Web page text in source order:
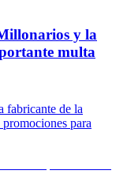
y la
multa
fabricante de la
para